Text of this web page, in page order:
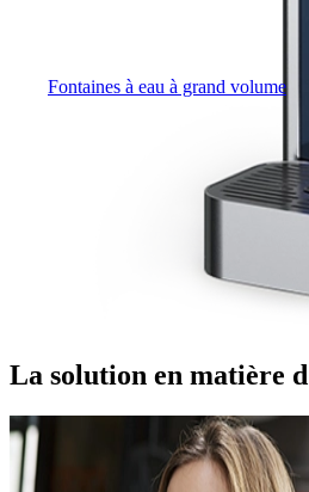
Fontaines à eau à grand volume
La solution en matière